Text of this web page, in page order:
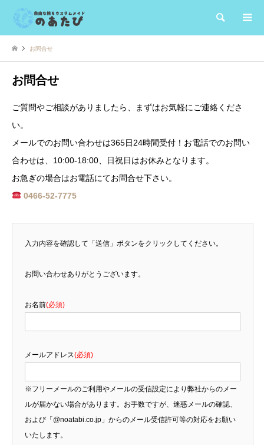
検索
お問合せ
お問合せ
ご質問やご相談がありましたら、まずはお気軽にご連絡くださ
い。
メールでのお問い合わせは365日24時間受付！お電話でのお問い
合わせは、10:00-18:00、日祝日はお休みとなります。
お急ぎの場合はお電話にてお問合せ下さい。
0466-52-7775
入力内容を確認して「送信」ボタンをクリックしてください。
お問い合わせありがとうございます。
お名前(必須)
メールアドレス(必須)
※フリーメールのご利用やメールの受信設定により弊社からのメー
ルが届かない場合があります。お手数ですが、迷惑メールの確認、
および「@noatabi.co.jp」からのメール受信許可等の対応をお願い
いたします。